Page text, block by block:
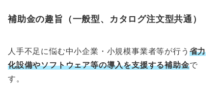
補助金の趣旨（一般型、カタログ注文型共通）
人手不足に悩む中小企業・小規模事業者等が行う 省力
化設備やソフトウェア等の導入を支援する補助金で
す。